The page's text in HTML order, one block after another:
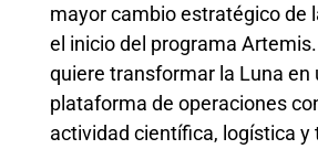
mayor cambio estratégico de
el inicio del programa
quiere transformar la Luna en
plataforma de operaciones
actividad científica, logística y